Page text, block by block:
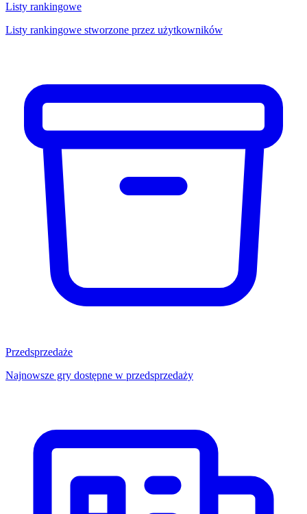
Listy rankingowe
Listy rankingowe stworzone przez użytkowników
Przedsprzedaże
Najnowsze gry dostępne w przedsprzedaży